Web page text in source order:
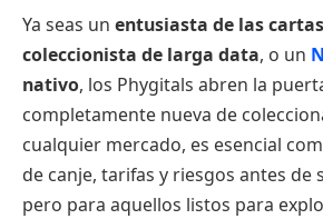
Ya seas un entusiasta de las
coleccionista de larga data, o un
nativo, los Phygitals abren la
completamente nueva de
cualquier mercado, es esencial
de canje, tarifas y riesgos antes
pero para aquellos listos para